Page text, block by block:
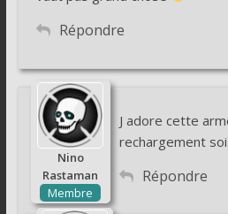
Répondre
Nino
Rastaman
Membre
J adore cette
rechargement
Répondre